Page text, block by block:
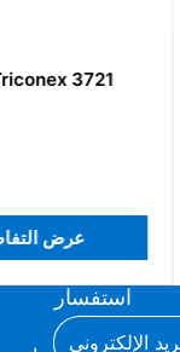
3636R
عرض
استفسار